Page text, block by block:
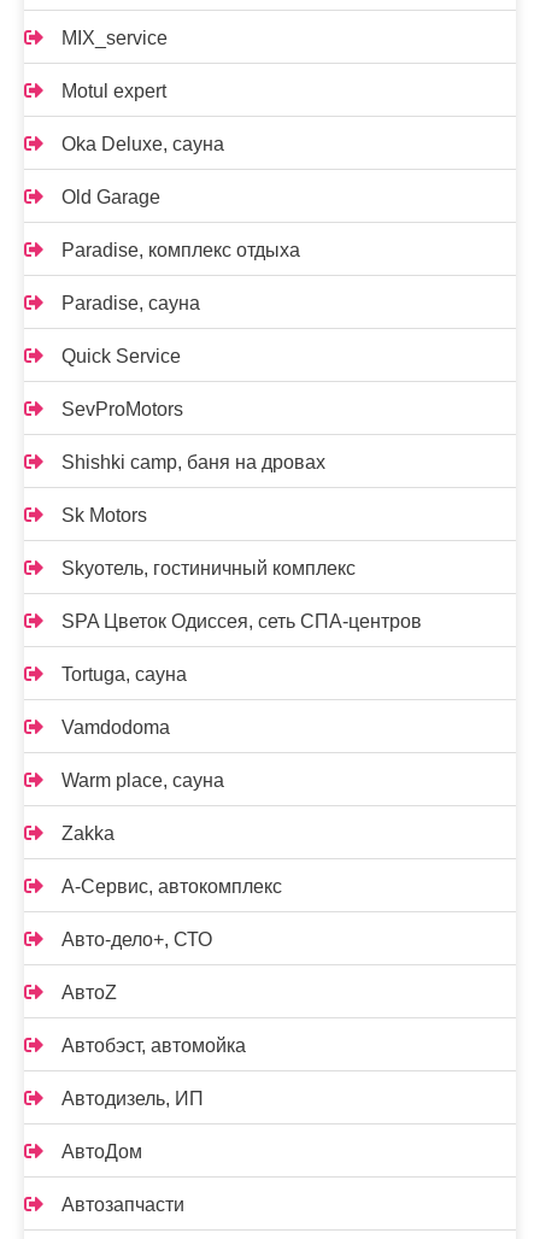
MIX_service
Motul expert
Oka Deluxe, сауна
Old Garage
Paradise, комплекс отдыха
Paradise, сауна
Quick Service
SevProMotors
Shishki camp, баня на дровах
Sk Motors
Skyотель, гостиничный комплекс
SPA Цветок Одиссея, сеть СПА-центров
Tortuga, сауна
Vamdodoma
Warm place, сауна
Zakka
А-Сервис, автокомплекс
Авто-дело+, СТО
АвтоZ
Автобэст, автомойка
Автодизель, ИП
АвтоДом
Автозапчасти